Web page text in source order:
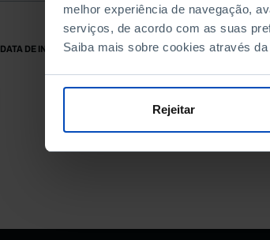
melhor experiência de navegação,
serviços, de acordo com as suas
Saiba mais sobre cookies através
Rejeitar
DATA DE INÍCIO